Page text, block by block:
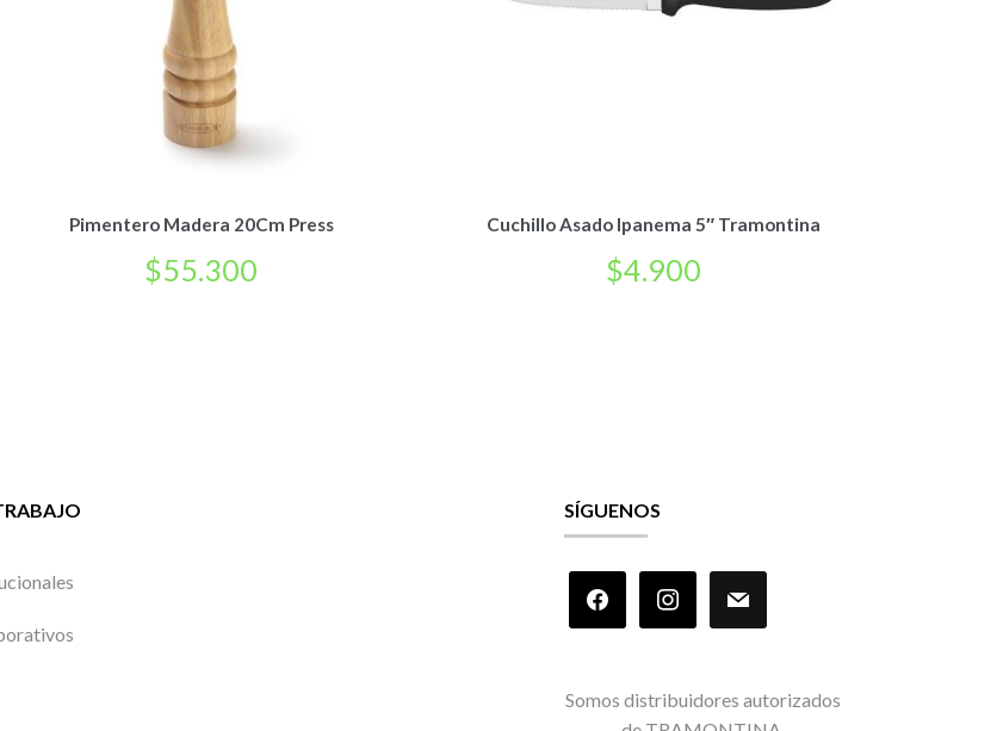
Pimentero Madera 20Cm Press
$55.300
Cuchillo Asado Ipanema 5″ Tramontina
$4.900
SÍGUENOS
facebook instagram
Somos distribuidores autorizados